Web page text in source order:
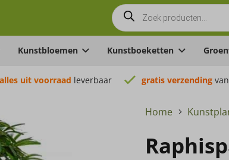
Producten
zoeken
Kunstbloemen Kunstboeketten
uit voorraad leverbaar gratis verzending
Home